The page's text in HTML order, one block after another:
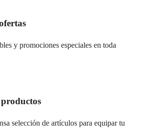
y promociones especiales en toda
selección de artículos para equipar tu